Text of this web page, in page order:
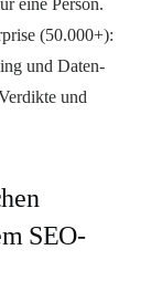
eine Person.
(50.000+):
und Daten-
und
SEO-